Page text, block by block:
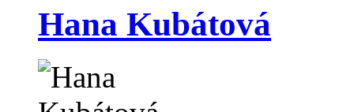
Hana Kubátová